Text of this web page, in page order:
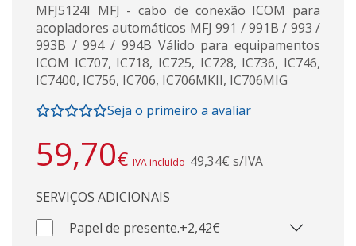
MFJ5124I MFJ - cabo de conexão ICOM para
acopladores automáticos MFJ 991 / 991B / 993 /
993B / 994 / 994B Válido para equipamentos
ICOM IC707, IC718, IC725, IC728, IC736, IC746,
IC7400, IC756, IC706, IC706MKII, IC706MIG
Seja o primeiro a avaliar
59,70€ IVA incluído 49,34€ s/IVA
SERVIÇOS ADICIONAIS
Papel de presente.+2,42€